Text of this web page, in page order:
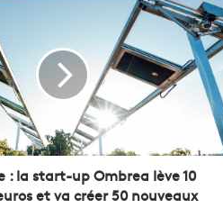
: la start-up Ombrea lève 10
et va créer 50 nouveaux